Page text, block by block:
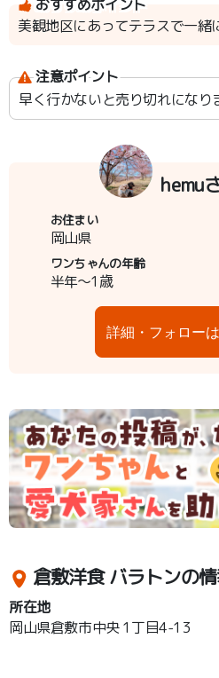
おすすめポイント
美観地区にあってテラスで一緒
注意ポイント
早く行かないと売り切れになり
hemu
お住まい
岡山県
ワンちゃんの年齢
半年～1歳
詳細・フォロー
倉敷洋食 バラトンの
所在地
岡山県倉敷市中央 1丁目4-13